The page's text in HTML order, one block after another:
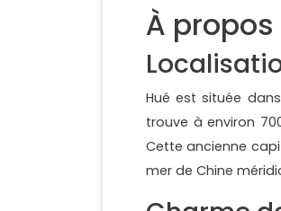
À propos
Hué est située
trouve à environ
Cette ancienne
mer de Chine